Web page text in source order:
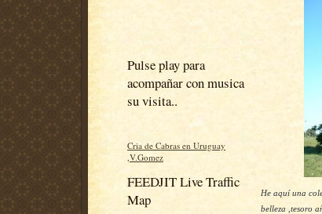
Pulse play para
acompañar con musica
su visita..
Cria de Cabras en Uruguay
,V.Gomez
FEEDJIT Live Traffic
Map
He aquí una
belleza ,tesoro